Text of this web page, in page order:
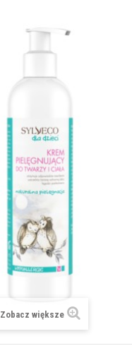
Zobacz większe